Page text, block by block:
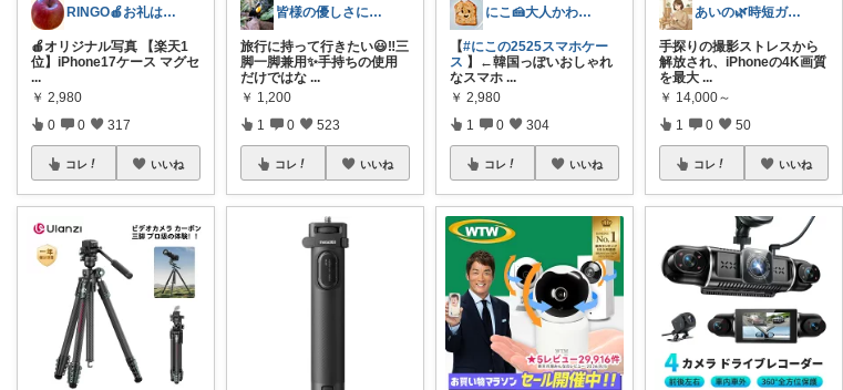
RINGO🍎お礼はプロフ🍎
🍎オリジナル写真 【楽天1
位】iPhone17ケース マグセ
...
￥ 2,980
0 0 317
コレ いいね
皆様の優しさに感謝です✨happyミルク
旅行に持って行きたい😃‼️三
脚一脚兼用✨手持ちの使用
だけではな ...
￥ 1,200
1 0 523
コレ いいね
にこ🍰大人かわいいコレクション
【#にこの2525スマホケー
ス 】←韓国っぽいおしゃれ
なスマホ ...
￥ 2,980
1 0 304
コレ いいね
あいの🌿時短ガジェットと賢い暮らし
手探りの撮影ストレスから
解放され、iPhoneの4K画質
を最大 ...
￥ 14,000～
1 0 50
コレ いいね